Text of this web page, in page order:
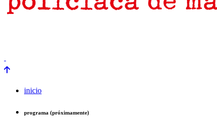
inicio
programa (próximamente)